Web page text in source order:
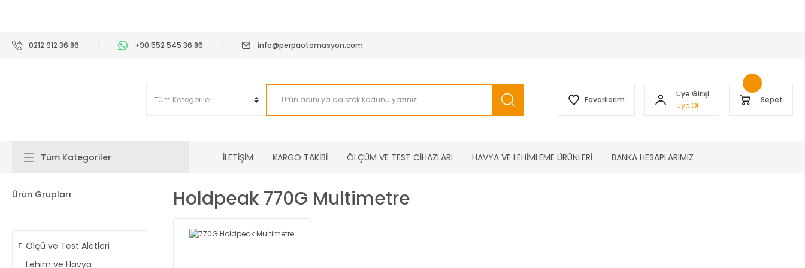
0212 912 36 86 +90 552 545 36 86 info@perpaotomasyon.com
Favorilerim
Üye Girişi
Üye Ol
Sepet
Tüm Kategoriler İLETİŞİM KARGO TAKİBİ ÖLÇÜM VE TEST CİHAZLARI HAVYA VE LEHİMLEME ÜRÜNLERİ BANKA HESAPLARIMIZ
Ürün Grupları
Ölçü ve Test Aletleri
Lehim ve Havya
Holdpeak 770G Multimetre